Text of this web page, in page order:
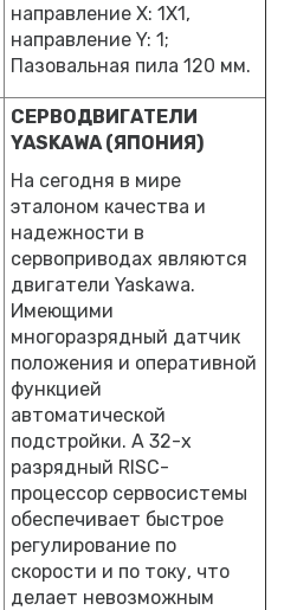
направление X: 1X1,
направление Y: 1;
Пазовальная пила 120 мм.
СЕРВОДВИГАТЕЛИ
YASKAWA (ЯПОНИЯ)
На сегодня в мире
эталоном качества и
надежности в
сервоприводах являются
двигатели Yaskawa.
Имеющими
многоразрядный датчик
положения и оперативной
функцией
автоматической
подстройки. А 32-х
разрядный RISC-
процессор сервосистемы
обеспечивает быстрое
регулирование по
скорости и по току, что
делает невозможным